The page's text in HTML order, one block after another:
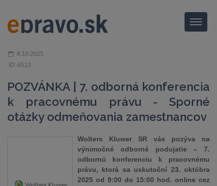
Menu
8.10.2025
ID: 6513
POZVÁNKA | 7. odborná konferencia
k pracovnému právu - Sporné
otázky odmeňovania zamestnancov
Wolters Kluwer SR vás pozýva na
výnimočné odborné podujatie – 7.
odbornú konferenciu k pracovnému
právu, ktorá sa uskutoční 23. októbra
2025 od 9:00 do 15:00 hod. online cez